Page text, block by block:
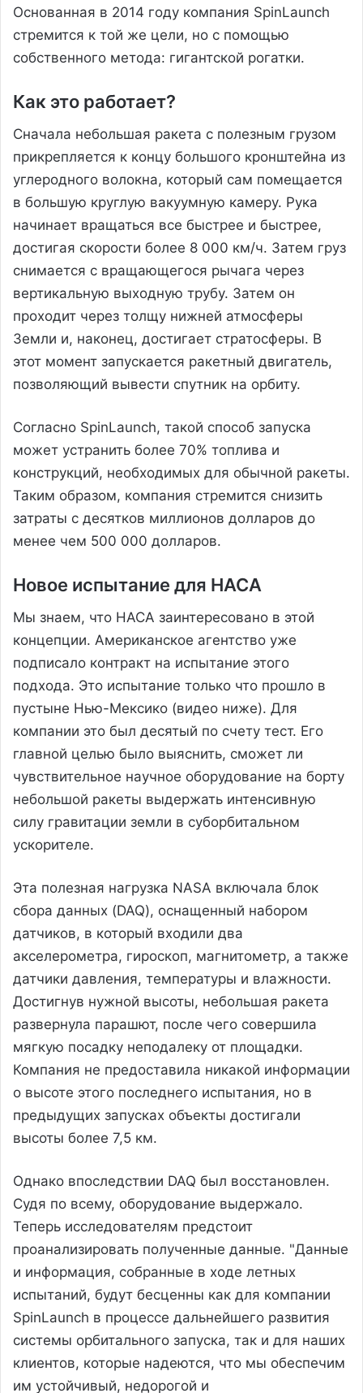
Основанная в 2014 году компания SpinLaunch
стремится к той же цели, но с помощью
собственного метода: гигантской рогатки.
Как это работает?
Сначала небольшая ракета с полезным грузом
прикрепляется к концу большого кронштейна из
углеродного волокна, который сам помещается
в большую круглую вакуумную камеру. Рука
начинает вращаться все быстрее и быстрее,
достигая скорости более 8 000 км/ч. Затем груз
снимается с вращающегося рычага через
вертикальную выходную трубу. Затем он
проходит через толщу нижней атмосферы
Земли и, наконец, достигает стратосферы. В
этот момент запускается ракетный двигатель,
позволяющий вывести спутник на орбиту.
Согласно SpinLaunch, такой способ запуска
может устранить более 70% топлива и
конструкций, необходимых для обычной ракеты.
Таким образом, компания стремится снизить
затраты с десятков миллионов долларов до
менее чем 500 000 долларов.
Новое испытание для НАСА
Мы знаем, что НАСА заинтересовано в этой
концепции. Американское агентство уже
подписало контракт на испытание этого
подхода. Это испытание только что прошло в
пустыне Нью-Мексико (видео ниже). Для
компании это был десятый по счету тест. Его
главной целью было выяснить, сможет ли
чувствительное научное оборудование на борту
небольшой ракеты выдержать интенсивную
силу гравитации земли в суборбитальном
ускорителе.
Эта полезная нагрузка NASA включала блок
сбора данных (DAQ), оснащенный набором
датчиков, в который входили два
акселерометра, гироскоп, магнитометр, а также
датчики давления, температуры и влажности.
Достигнув нужной высоты, небольшая ракета
развернула парашют, после чего совершила
мягкую посадку неподалеку от площадки.
Компания не предоставила никакой информации
о высоте этого последнего испытания, но в
предыдущих запусках объекты достигали
высоты более 7,5 км.
Однако впоследствии DAQ был восстановлен.
Судя по всему, оборудование выдержало.
Теперь исследователям предстоит
проанализировать полученные данные. "Данные
и информация, собранные в ходе летных
испытаний, будут бесценны как для компании
SpinLaunch в процессе дальнейшего развития
системы орбитального запуска, так и для наших
клиентов, которые надеются, что мы обеспечим
им устойчивый, недорогой и